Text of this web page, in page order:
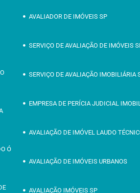
Ó
AVALIADOR DE IMÓVEIS SP
SERVIÇO DE AVALIAÇÃO DE IMÓVEIS
SERVIÇO DE AVALIAÇÃO IMOBILIÁRIA
EMPRESA DE PERÍCIA JUDICIAL
AVALIAÇÃO DE IMÓVEL LAUDO
AVALIAÇÃO DE IMÓVEIS URBANOS
AVALIAÇÃO IMÓVEIS SP